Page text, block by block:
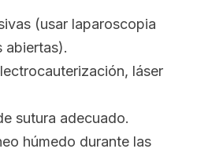
(usar laparoscopia
abiertas).
láser
sutura adecuado.
húmedo durante las